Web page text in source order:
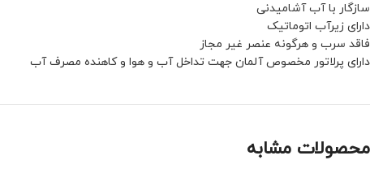
سازگار با آب آشامیدنى
داراى زیرآب اتوماتیک
فاقد سرب و هرگونه عنصر غیر مجاز
داراى پرلاتور مخصوص آلمان جهت تداخل آب و هوا و کاهنده مصرف آب
محصولات مشابه